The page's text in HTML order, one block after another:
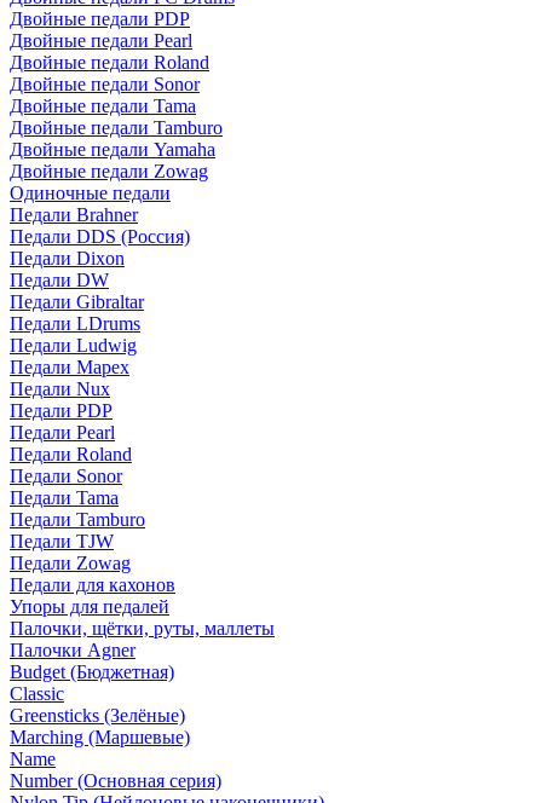
Двойные педали PDP
Двойные педали Pearl
Двойные педали Roland
Двойные педали Sonor
Двойные педали Tama
Двойные педали Tamburo
Двойные педали Yamaha
Двойные педали Zowag
Одиночные педали
Педали Brahner
Педали DDS (Россия)
Педали Dixon
Педали DW
Педали Gibraltar
Педали LDrums
Педали Ludwig
Педали Mapex
Педали Nux
Педали PDP
Педали Pearl
Педали Roland
Педали Sonor
Педали Tama
Педали Tamburo
Педали TJW
Педали Zowag
Педали для кахонов
Упоры для педалей
Палочки, щётки, руты, маллеты
Палочки Agner
Budget (Бюджетная)
Classic
Greensticks (Зелёные)
Marching (Маршевые)
Name
Number (Основная серия)